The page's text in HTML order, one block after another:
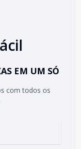
EM UM SÓ
com todos os